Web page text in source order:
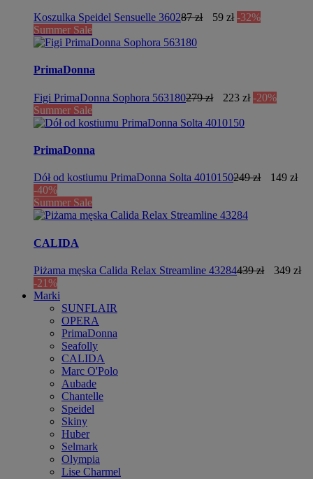
Koszulka Speidel Sensuelle 360287 zł 59 zł -32%
Summer Sale
PrimaDonna
Figi PrimaDonna Sophora 563180279 zł 223 zł -20%
Summer Sale
PrimaDonna
Dół od kostiumu PrimaDonna Solta 4010150249 zł
149 zł
-40%
Summer Sale
CALIDA
Piżama męska Calida Relax Streamline 43284439 zł
349 zł
-21%
Marki
SUNFLAIR
OPERA
PrimaDonna
Seafolly
CALIDA
Marc O'Polo
Aubade
Chantelle
Speidel
Skiny
Huber
Selmark
Olympia
Lise Charmel